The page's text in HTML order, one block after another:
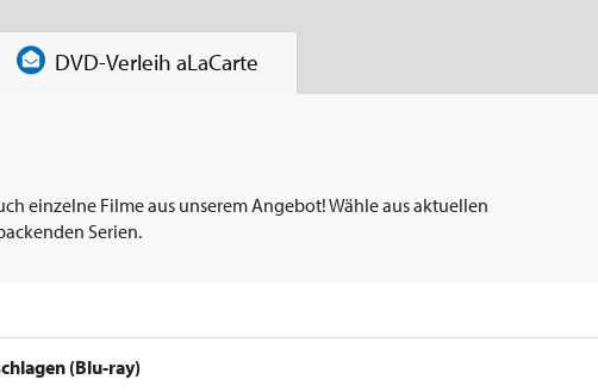
DVD-Verleih aLaCarte
einzelne Filme aus unserem Angebot! Wähle aus aktuellen
Serien.
(Blu-ray)